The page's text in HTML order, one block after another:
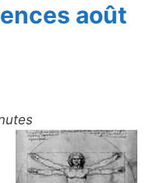
août